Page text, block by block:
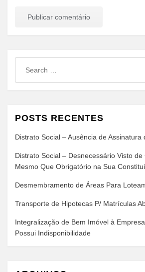
POSTS RECENTES
Distrato Social – Ausência de Assinatura
Distrato Social – Desnecessário Visto de
Mesmo Que Obrigatório na Sua
Desmembramento de Áreas Para
Transporte de Hipotecas P/ Matrículas
Integralização de Bem Imóvel à
Possui Indisponibilidade